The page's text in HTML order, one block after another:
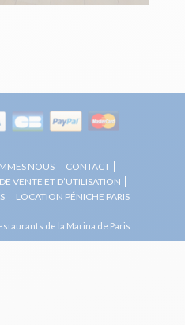
NOUS
CONTACT
VENTE ET D’UTILISATION
LOCATION PÉNICHE PARIS
de la Marina de Paris